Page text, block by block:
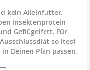
kein Alleinfutter.
Insektenprotein
Geflügelfett. Für
solltest
Deinen Plan passen.